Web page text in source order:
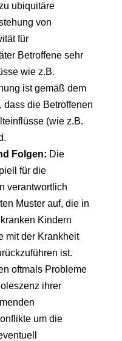
ubiquitäre
von
für
Betroffene sehr
wie z.B.
ist gemäß dem
dass die Betroffenen
(wie z.B.
Folgen: Die
für die
verantwortlich
Muster auf, die in
Kindern
mit der Krankheit
ist.
oftmals Probleme
ihrer
um die